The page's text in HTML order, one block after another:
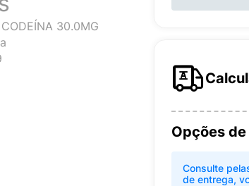
30.0MG
Opções
Consulte
de entrega,